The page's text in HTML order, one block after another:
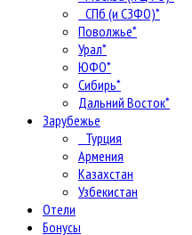
СПб (и СЗФО)*
Поволжье*
Урал*
ЮФО*
Сибирь*
Дальний Восток*
Зарубежье
Турция
Армения
Казахстан
Узбекистан
Отели
Бонусы